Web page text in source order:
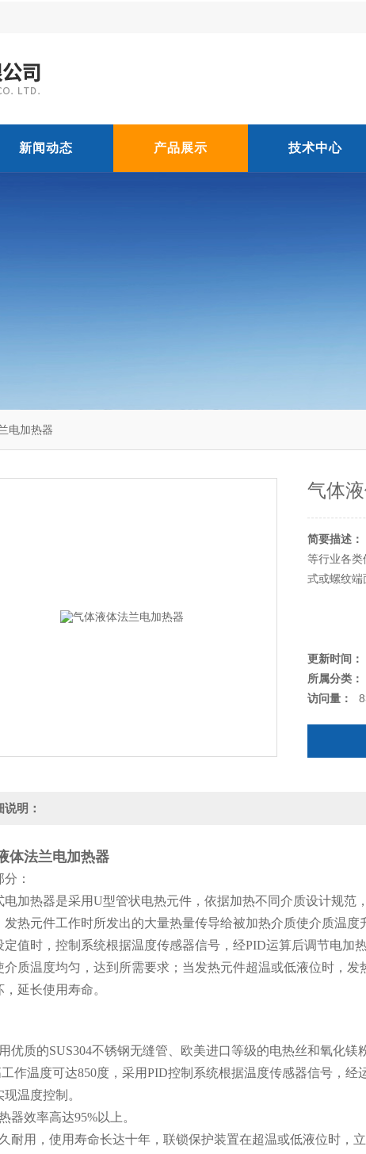
新闻动态 产品展示 技术中心
电加热器
气体
简要描述：
等行业各类
式或螺纹端
更新时间：
所属分类：
访问量：
说明：
体法兰电加热器
：
电加热器是采用U型管状电热元件，依据加热不同介质设计规范
发热元件工作时所发出的大量热量传导给被加热介质使介质温
定值时，控制系统根据温度传感器信号，经PID运算后调节电加
介质温度均匀，达到所需要求；当发热元件超温或低液位时，
，延长使用寿命。
优质的SUS304不锈钢无缝管、欧美进口等级的电热丝和氧化镁
工作温度可达850度，采用PID控制系统根据温度传感器信号，
温度控制。
器效率高达95%以上。
耐用，使用寿命长达十年，联锁保护装置在超温或低液位时，